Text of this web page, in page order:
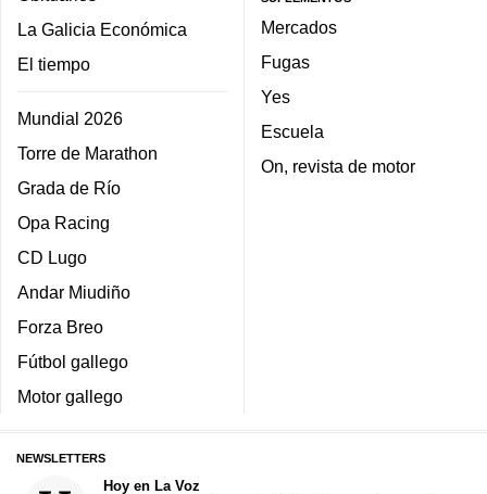
La Galicia Económica
El tiempo
Mundial 2026
Torre de Marathon
Grada de Río
Opa Racing
CD Lugo
Andar Miudiño
Forza Breo
Fútbol gallego
Motor gallego
Mercados
Fugas
Yes
Escuela
On, revista de motor
NEWSLETTERS
Hoy en La Voz